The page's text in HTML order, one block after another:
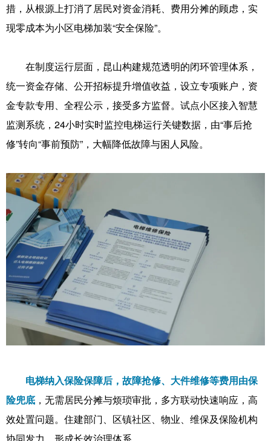
措，从根源上打消了居民对资金消耗、费用分摊的顾虑，实
现零成本为小区电梯加装“安全保险”。
在制度运行层面，昆山构建规范透明的闭环管理体系，
统一资金存储、公开招标提升增值收益，设立专项账户，资
金专款专用、全程公示，接受多方监督。试点小区接入智慧
监测系统，24小时实时监控电梯运行关键数据，由“事后抢
修”转向“事前预防”，大幅降低故障与困人风险。
电梯纳入保险保障后，故障抢修、大件维修等费用由保
险兜底 ，无需居民分摊与烦琐审批，多方联动快速响应，高
效处置问题。住建部门、区镇社区、物业、维保及保险机构
协同发力，形成长效治理体系。